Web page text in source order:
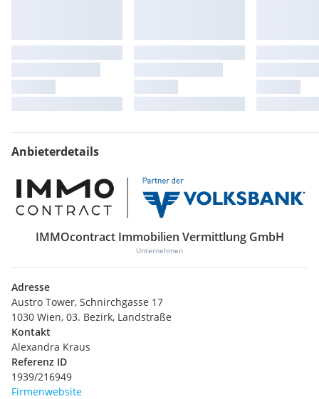
Anbieterdetails
IMMOcontract Immobilien Vermittlung GmbH
Unternehmen
Adresse
Austro Tower, Schnirchgasse 17
1030 Wien, 03. Bezirk, Landstraße
Kontakt
Alexandra Kraus
Referenz ID
1939/216949
Firmenwebsite